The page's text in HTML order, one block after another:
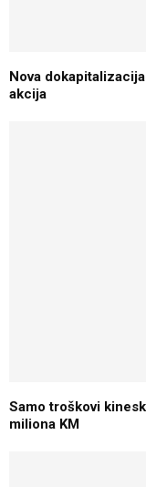
Nova
akcija
Samo troškovi
miliona KM